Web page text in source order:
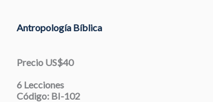
Antropología Bíblica
Precio US$40
6 Lecciones
Código: BI-102